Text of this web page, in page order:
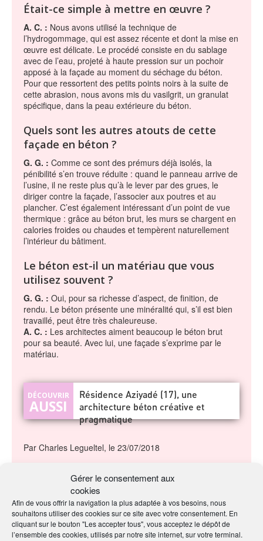
Gérer le consentement aux
cookies
Afin de vous offrir la navigation la plus adaptée à vos besoins, nous
souhaitons utiliser des cookies sur ce site avec votre consentement. En
cliquant sur le bouton "Les accepter tous", vous acceptez le dépôt de
l’ensemble des cookies, utilisés par notre site internet, sur votre terminal.
Était-ce simple à mettre en œuvre ?
A. C. : Nous avons utilisé la technique de
l’hydrogommage, qui est assez récente et dont la mise en
œuvre est délicate. Le procédé consiste en du sablage
avec de l’eau, projeté à haute pression sur un pochoir
apposé à la façade au moment du séchage du béton.
Pour que ressortent des petits points noirs à la suite de
cette abrasion, nous avons mis du vasilgrit, un granulat
spécifique, dans la peau extérieure du béton.
Quels sont les autres atouts de cette
façade en béton ?
G. G. : Comme ce sont des prémurs déjà isolés, la
pénibilité s’en trouve réduite : quand le panneau arrive de
l’usine, il ne reste plus qu’à le lever par des grues, le
diriger contre la façade, l’associer aux poutres et au
plancher. C’est également intéressant d’un point de vue
thermique : grâce au béton brut, les murs se chargent en
calories froides ou chaudes et tempèrent naturellement
l’intérieur du bâtiment.
Le béton est-il un matériau que vous
utilisez souvent ?
G. G. : Oui, pour sa richesse d’aspect, de finition, de
rendu. Le béton présente une minéralité qui, s’il est bien
travaillé, peut être très chaleureuse.
A. C. : Les architectes aiment beaucoup le béton brut
pour sa beauté. Avec lui, une façade s’exprime par le
matériau.
Résidence Aziyadé (17), une
architecture béton créative et
pragmatique
Par Charles Legueltel, le 23/07/2018
EN SAVOIR
Sur AA Group
Plus d'information sur la FIB